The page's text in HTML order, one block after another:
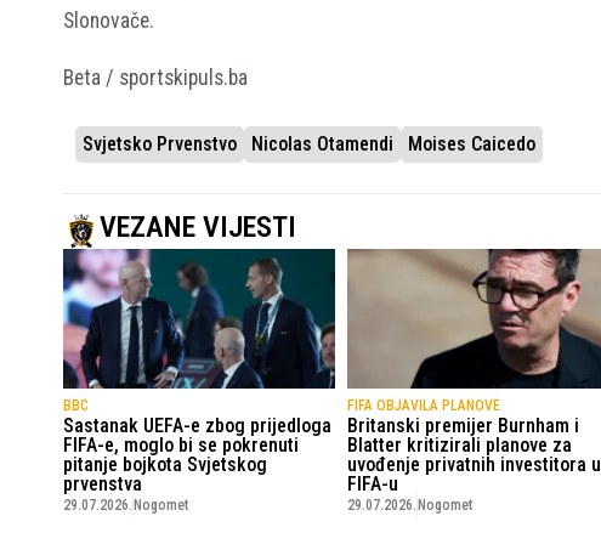
Slonovače.
Beta / sportskipuls.ba
Svjetsko Prvenstvo Nicolas Otamendi Moises Caicedo
VEZANE VIJESTI
BBC
Sastanak UEFA-e zbog prijedloga
FIFA-e, moglo bi se pokrenuti
pitanje bojkota Svjetskog
prvenstva
29.07.2026. Nogomet
FIFA OBJAVILA PLANOVE
Britanski premijer Burnham i
Blatter kritizirali planove za
uvođenje privatnih investitora u
FIFA-u
29.07.2026. Nogomet